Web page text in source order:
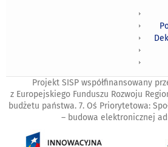
Projekt SISP współfinansowany
z Europejskiego Funduszu Rozwoju
budżetu państwa. 7. Oś Priorytetowa:
– budowa elektronicznej